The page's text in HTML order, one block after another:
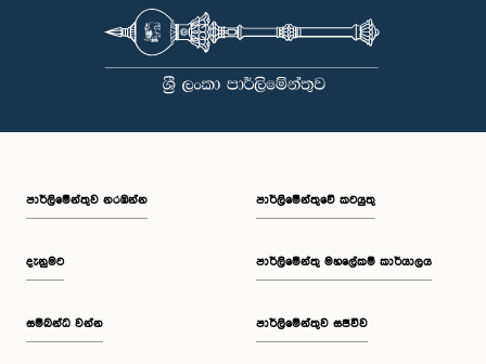
පාර්ලි‌මේන්තුව නරඹන්න
දැනුමට
සම්බන්ධ වන්න
පාර්ලිමේන්තුවේ කටයුතු
පාර්ලිමේන්තු මහලේකම් කාර්යාලය
පාර්ලිමේන්තුව සජීවීව